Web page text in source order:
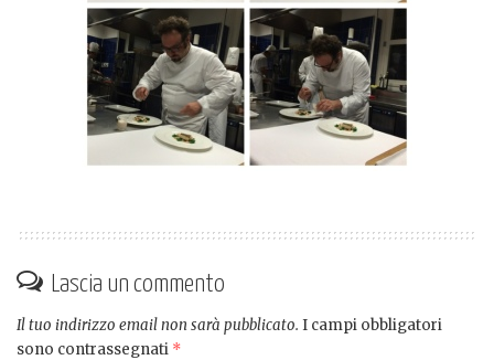
Lascia un commento
Il tuo indirizzo email non sarà pubblicato. I campi obbligatori
sono contrassegnati *